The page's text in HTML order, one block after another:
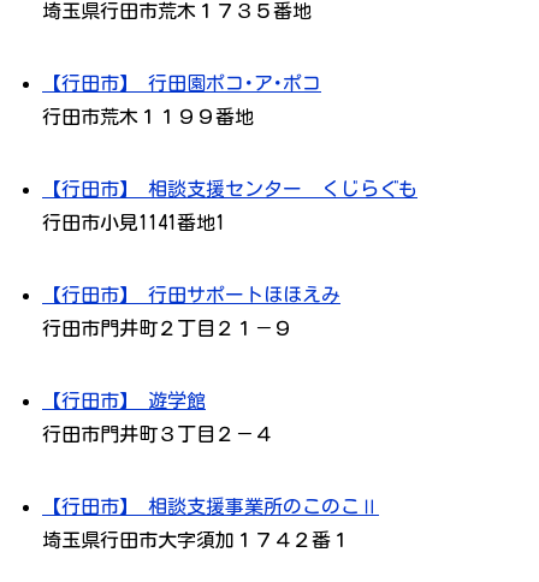
埼玉県行田市荒木１７３５番地
【行田市】 行田園ポコ･ア･ポコ
行田市荒木１１９９番地
【行田市】 相談支援センター くじらぐも
行田市小見1141番地1
【行田市】 行田サポートほほえみ
行田市門井町２丁目２１－９
【行田市】 遊学館
行田市門井町３丁目２－４
【行田市】 相談支援事業所のこのこⅡ
埼玉県行田市大字須加１７４２番１